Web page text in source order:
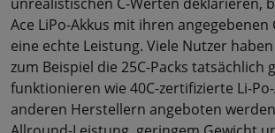
Ace LiPo-Akkus mit ihren angegebenen
eine echte Leistung. Viele Nutzer
zum Beispiel die 25C-Packs tatsächlich
funktionieren wie 40C-zertifizierte Li-
anderen Herstellern angeboten